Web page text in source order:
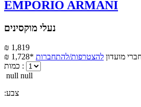
EMPORIO ARMANI
נעלי מוקסינים
₪ 1,819
₪ 1,728*
מועדון להצטרפות/להתחברות
כמות :
null null
:צבע